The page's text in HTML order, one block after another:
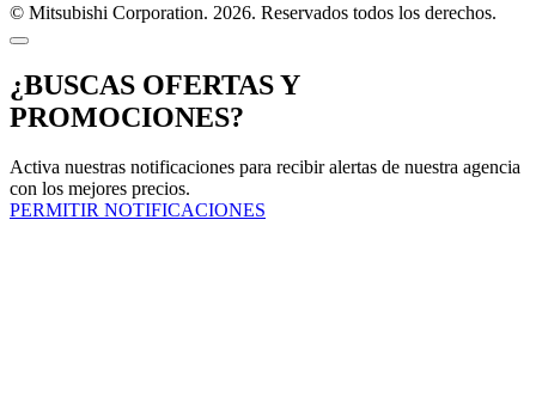
© Mitsubishi Corporation. 2026. Reservados todos los derechos.
¿BUSCAS OFERTAS Y
PROMOCIONES?
Activa nuestras notificaciones para recibir alertas de nuestra agencia
con los mejores precios.
PERMITIR NOTIFICACIONES